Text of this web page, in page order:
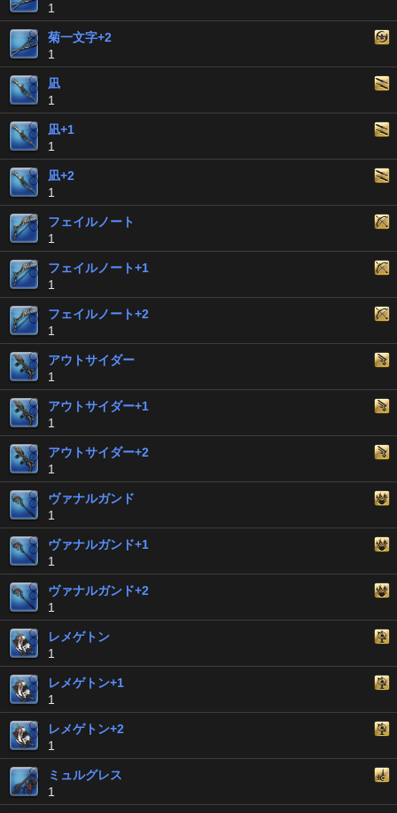
1
菊一文字+2
1
凪
1
凪+1
1
凪+2
1
フェイルノート
1
フェイルノート+1
1
フェイルノート+2
1
アウトサイダー
1
アウトサイダー+1
1
アウトサイダー+2
1
ヴァナルガンド
1
ヴァナルガンド+1
1
ヴァナルガンド+2
1
レメゲトン
1
レメゲトン+1
1
レメゲトン+2
1
ミュルグレス
1